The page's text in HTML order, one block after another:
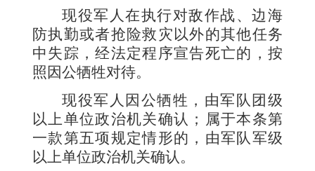
现役军人在执行对敌作战、边海
防执勤或者抢险救灾以外的其他任务
中失踪，经法定程序宣告死亡的，按
照因公牺牲对待。
现役军人因公牺牲，由军队团级
以上单位政治机关确认；属于本条第
一款第五项规定情形的，由军队军级
以上单位政治机关确认。